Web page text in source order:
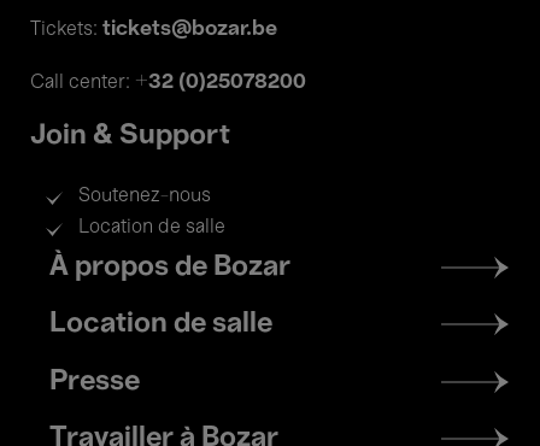
Tickets: tickets@bozar.be
Call center: +32 (0)25078200
Join & Support
Soutenez-nous
Location de salle
Footer
menu
À propos de Bozar
Location de salle
Presse
Travailler à Bozar